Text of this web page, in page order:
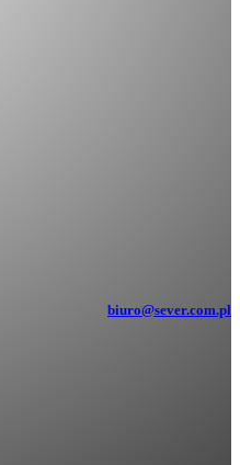
biuro@sever.com.pl